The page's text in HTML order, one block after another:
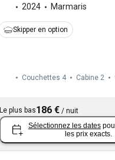
2024
Marmaris
Skipper en option
Couchettes 4 Cabine 2
Le plus bas186 € / nuit
Sélectionnez les dates
les prix exacts.